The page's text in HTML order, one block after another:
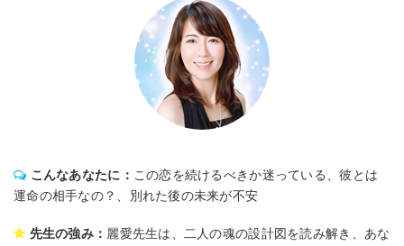
こんなあなたに： この恋を続けるべきか迷っている、彼とは
運命の相手なの？、別れた後の未来が不安
先生の強み： 麗愛先生は、二人の魂の設計図を読み解き、あな